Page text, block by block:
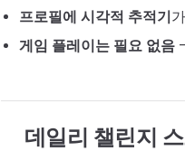
프로필에 시각적 추적기
게임 플레이는 필요 없음
데일리 챌린지